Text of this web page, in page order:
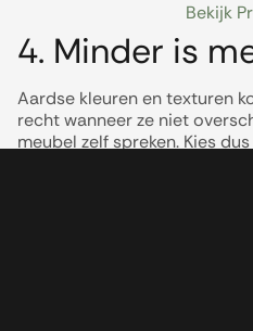
Bekijk
4. Minder is
Aardse kleuren en texturen
recht wanneer ze niet
meubel zelf spreken. Kies